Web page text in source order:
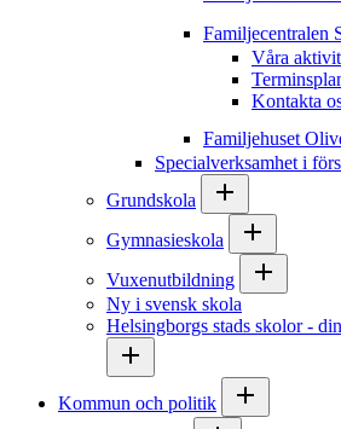
Familjecentralen
Våra
Kontakta
Familjehuset
Specialverksamhet i
Grundskola
Gymnasieskola
Vuxenutbildning
Ny i svensk skola
Helsingborgs stads skolor -
Kommun och politik